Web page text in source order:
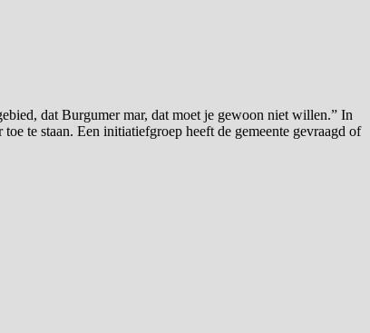
dat Burgumer mar, dat moet je gewoon niet willen.” In
te staan. Een initiatiefgroep heeft de gemeente gevraagd of